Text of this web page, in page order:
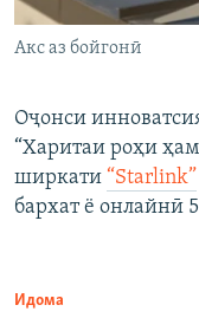
Акс аз бойгонӣ
Оҷонси
“Харитаи роҳи
ширкати “Starlink”
бархат ё онлайнӣ
Идома